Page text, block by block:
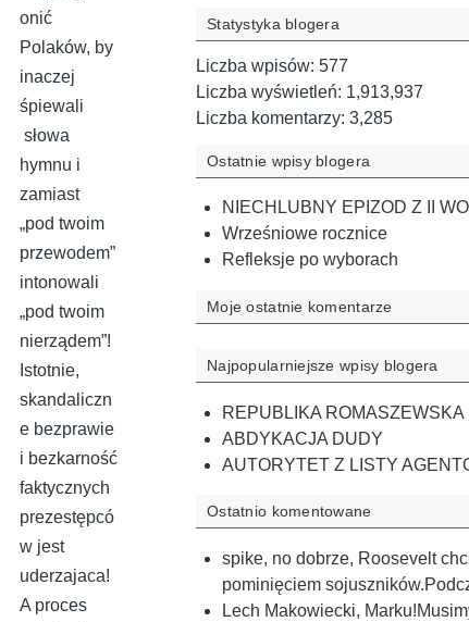
onić
Polaków, by
inaczej
śpiewali
słowa
hymnu i
zamiast
„pod twoim
przewodem”
intonowali
„pod twoim
nierządem”!
Istotnie,
skandaliczn
e bezprawie
i bezkarność
faktycznych
prezestępcó
w jest
uderzajaca!
A proces
Statystyka blogera
Liczba wpisów: 577
Liczba wyświetleń: 1,913,937
Liczba komentarzy: 3,285
Ostatnie wpisy blogera
NIECHLUBNY EPIZOD Z II
Wrześniowe rocznice
Refleksje po wyborach
Moje ostatnie komentarze
Najpopularniejsze wpisy blogera
REPUBLIKA ROMASZEWSKA
ABDYKACJA DUDY
AUTORYTET Z LISTY
Ostatnio komentowane
spike, no dobrze, Roosevelt
pominięciem
Lech Makowiecki,